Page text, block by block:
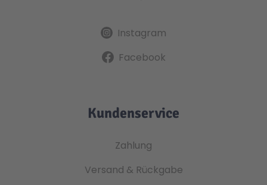
Instagram
Facebook
Kundenservice
Zahlung
Versand & Rückgabe